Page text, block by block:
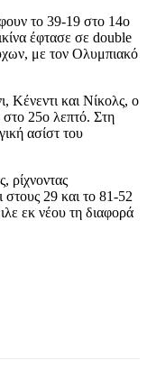
το 39-19 στο 14ο
έφτασε σε double
με τον Ολυμπιακό
Κένεντι και Νίκολς, ο
στο 25ο λεπτό. Στη
ασίστ του
ρίχνοντας
στους 29 και το 81-52
εκ νέου τη διαφορά